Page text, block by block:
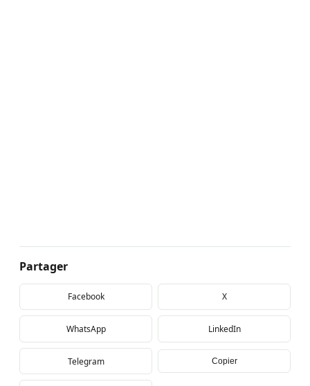
Partager
Facebook X
WhatsApp LinkedIn
Telegram Copier